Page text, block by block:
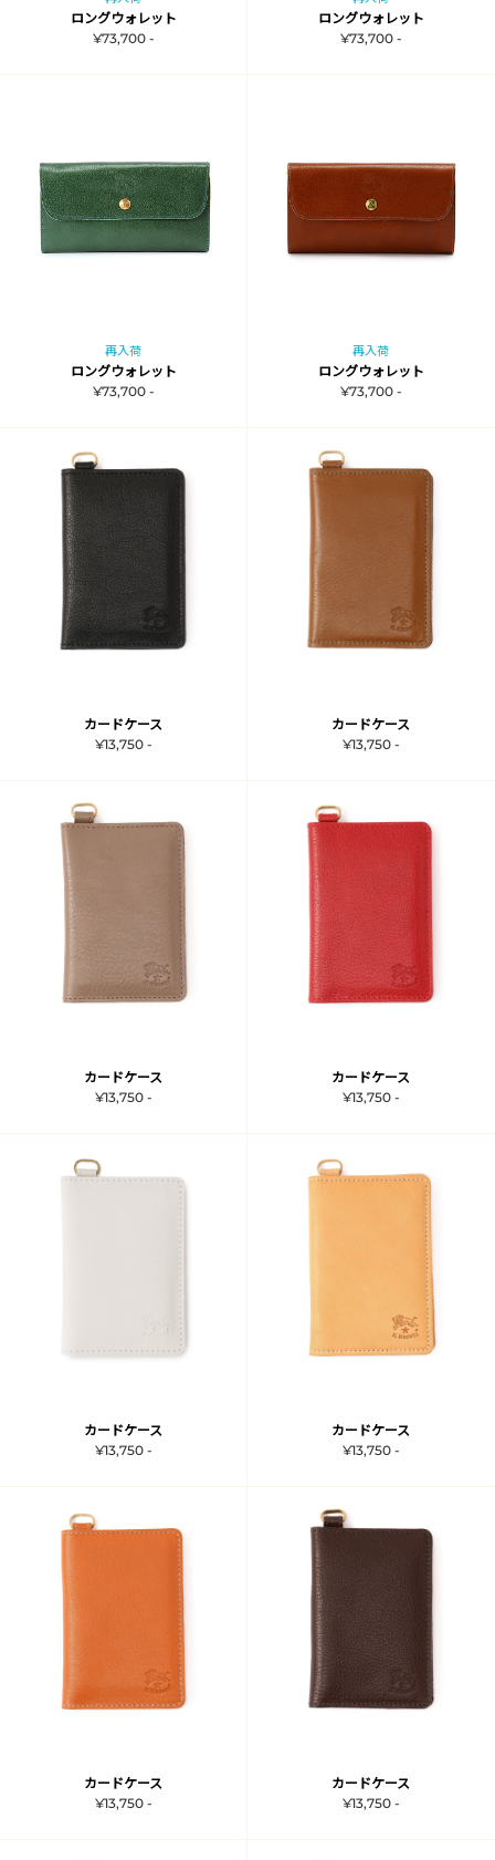
ロングウォレット
¥73,700 -
ロングウォレット
¥73,700 -
再入荷
ロングウォレット
¥73,700 -
再入荷
ロングウォレット
¥73,700 -
カードケース
¥13,750 -
カードケース
¥13,750 -
カードケース
¥13,750 -
カードケース
¥13,750 -
カードケース
¥13,750 -
カードケース
¥13,750 -
カードケース
¥13,750 -
カードケース
¥13,750 -